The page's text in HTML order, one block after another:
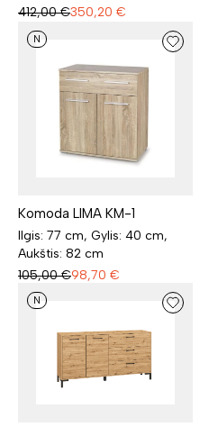
412,00 €350,20 €
N
Komoda LIMA KM-1
Ilgis: 77 cm, Gylis: 40 cm,
Aukštis: 82 cm
105,00 €98,70 €
N